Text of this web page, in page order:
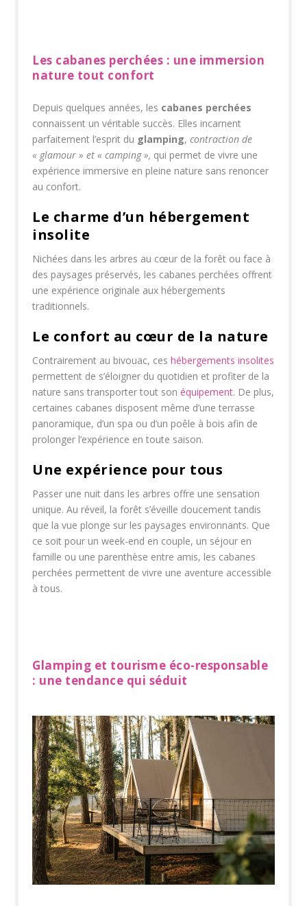
Les cabanes perchées : une immersion
nature tout confort
Depuis quelques années, les cabanes perchées
connaissent un véritable succès. Elles incarnent
parfaitement l’esprit du glamping,contraction de
« glamour » et « camping », qui permet de vivre une
expérience immersive en pleine nature sans renoncer
au confort.
Le charme d’un hébergement
insolite
Nichées dans les arbres au cœur de la forêt ou face à
des paysages préservés, les cabanes perchées offrent
une expérience originale aux hébergements
traditionnels.
Le confort au cœur de la nature
Contrairement au bivouac, ceshébergements insolites
permettent de s’éloigner du quotidien et profiter de la
nature sans transporter tout sonéquipement. De plus,
certaines cabanes disposent même d’une terrasse
panoramique, d’un spa ou d’un poêle à bois afin de
prolonger l’expérience en toute saison.
Une expérience pour tous
Passer une nuit dans les arbres offre une sensation
unique. Au réveil, la forêt s’éveille doucement tandis
que la vue plonge sur les paysages environnants. Que
ce soit pour un week-end en couple, un séjour en
famille ou une parenthèse entre amis, les cabanes
perchées permettent de vivre une aventure accessible
à tous.
Glamping et tourisme éco-responsable
: une tendance qui séduit